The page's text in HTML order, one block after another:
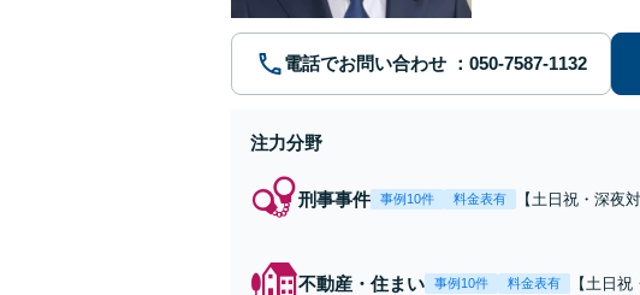
電話でお問い合わせ
注力分野
刑事事件 事例10件 料金表有
【土日祝・深夜
ただければ現場
不動産・住まい 事例10件 料金表有
【土日